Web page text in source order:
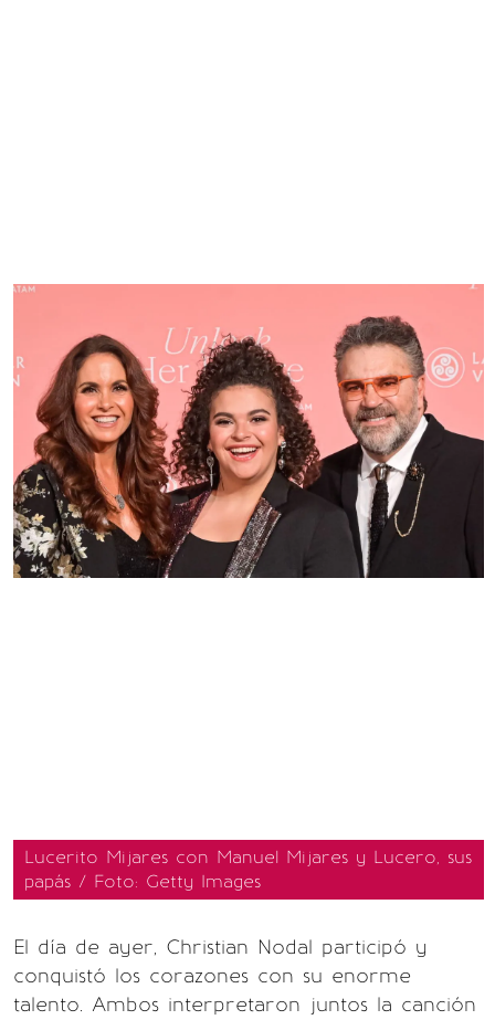
Lucerito Mijares con Manuel Mijares y Lucero, sus
papás / Foto: Getty Images
El día de ayer, Christian Nodal participó y
conquistó los corazones con su enorme
talento. Ambos interpretaron juntos la canción